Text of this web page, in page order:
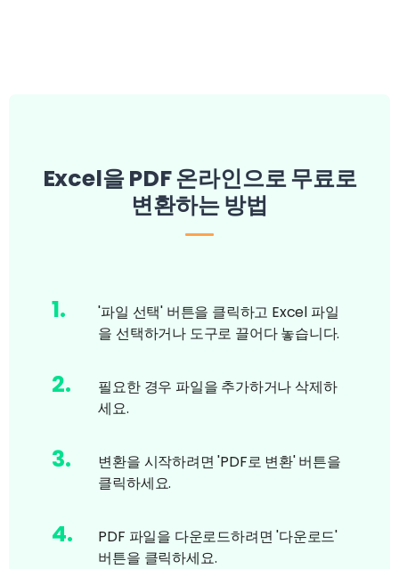
Excel을 PDF 온라인으로 무료로
변환하는 방법
1.
'파일 선택' 버튼을 클릭하고 Excel 파일
을 선택하거나 도구로 끌어다 놓습니다.
2.
필요한 경우 파일을 추가하거나 삭제하
세요.
3.
변환을 시작하려면 'PDF로 변환' 버튼을
클릭하세요.
4.
PDF 파일을 다운로드하려면 '다운로드'
버튼을 클릭하세요.